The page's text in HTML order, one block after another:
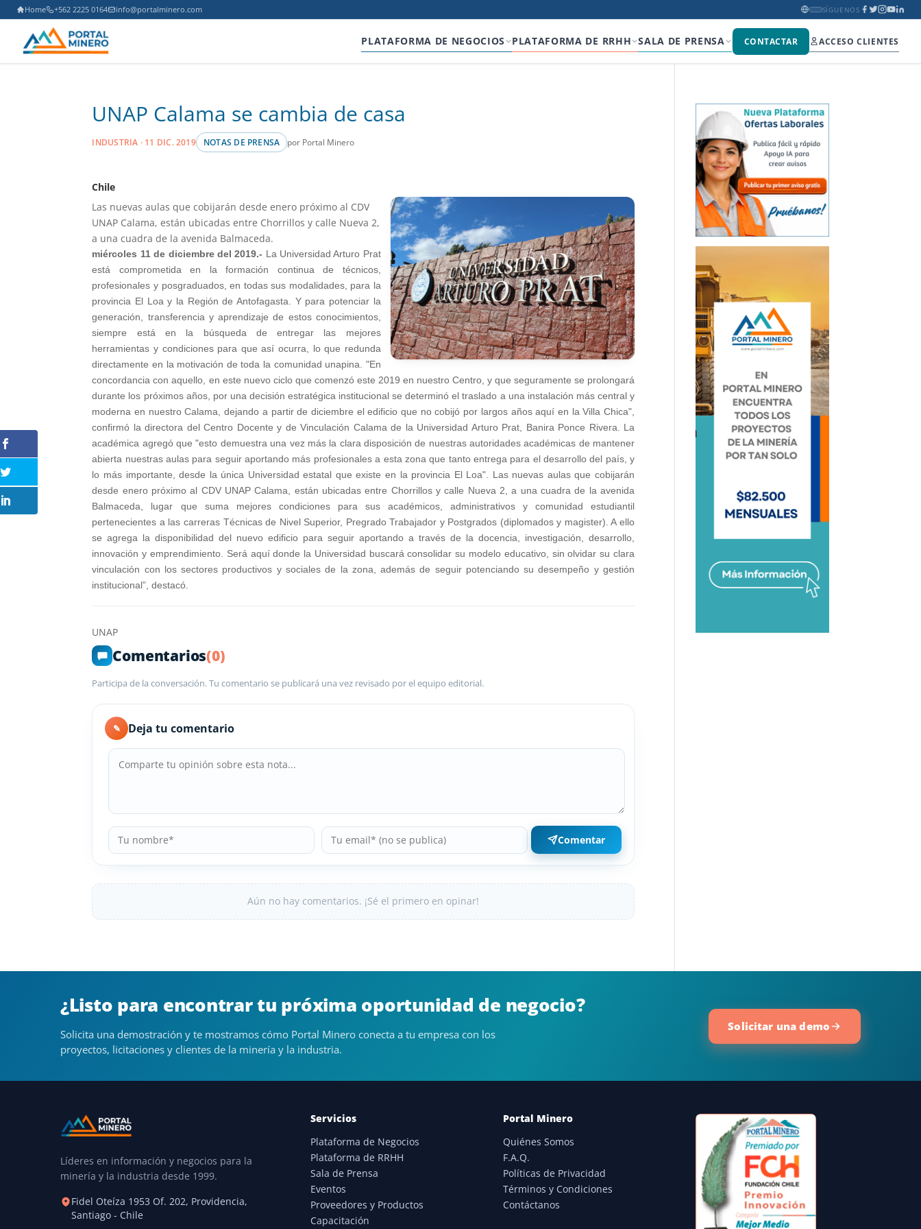
Home +562 2225 0164 info@portalminero.com SÍGUENOS
PLATAFORMA DE NEGOCIOS PLATAFORMA DE RRHH SALA DE PRENSA CONTACTAR ACCESO CLIENTES
UNAP Calama se cambia de casa
INDUSTRIA · 11 DIC. 2019 NOTAS DE PRENSA por Portal Minero
Chile
Las nuevas aulas que cobijarán desde enero próximo al CDV
UNAP Calama, están ubicadas entre Chorrillos y calle Nueva 2,
a una cuadra de la avenida Balmaceda.
miércoles 11 de diciembre del 2019.- La Universidad Arturo Prat
está comprometida en la formación continua de técnicos,
profesionales y posgraduados, en todas sus modalidades, para la
provincia El Loa y la Región de Antofagasta. Y para potenciar la
generación, transferencia y aprendizaje de estos conocimientos,
siempre está en la búsqueda de entregar las mejores
herramientas y condiciones para que así ocurra, lo que redunda
directamente en la motivación de toda la comunidad unapina. "En
concordancia con aquello, en este nuevo ciclo que comenzó este 2019 en nuestro Centro, y que seguramente se prolongará
durante los próximos años, por una decisión estratégica institucional se determinó el traslado a una instalación más central y
moderna en nuestro Calama, dejando a partir de diciembre el edificio que no cobijó por largos años aquí en la Villa Chica",
confirmó la directora del Centro Docente y de Vinculación Calama de la Universidad Arturo Prat, Banira Ponce Rivera. La
académica agregó que "esto demuestra una vez más la clara disposición de nuestras autoridades académicas de mantener
abierta nuestras aulas para seguir aportando más profesionales a esta zona que tanto entrega para el desarrollo del país, y
lo más importante, desde la única Universidad estatal que existe en la provincia El Loa". Las nuevas aulas que cobijarán
desde enero próximo al CDV UNAP Calama, están ubicadas entre Chorrillos y calle Nueva 2, a una cuadra de la avenida
Balmaceda, lugar que suma mejores condiciones para sus académicos, administrativos y comunidad estudiantil
pertenecientes a las carreras Técnicas de Nivel Superior, Pregrado Trabajador y Postgrados (diplomados y magister). A ello
se agrega la disponibilidad del nuevo edificio para seguir aportando a través de la docencia, investigación, desarrollo,
innovación y emprendimiento. Será aquí donde la Universidad buscará consolidar su modelo educativo, sin olvidar su clara
vinculación con los sectores productivos y sociales de la zona, además de seguir potenciando su desempeño y gestión
institucional”, destacó.
UNAP
Comentarios(0)
Participa de la conversación. Tu comentario se publicará una vez revisado por el equipo editorial.
✎ Deja tu comentario
Comentar
Aún no hay comentarios. ¡Sé el primero en opinar!
¿Listo para encontrar tu próxima oportunidad de negocio?
Solicita una demostración y te mostramos cómo Portal Minero conecta a tu empresa con los
proyectos, licitaciones y clientes de la minería y la industria.
Solicitar una demo
Líderes en información y negocios para la
minería y la industria desde 1999.
Fidel Oteíza 1953 Of. 202, Providencia,
Santiago - Chile
Servicios
Plataforma de Negocios
Plataforma de RRHH
Sala de Prensa
Eventos
Proveedores y Productos
Capacitación
Portal Minero
Quiénes Somos
F.A.Q.
Políticas de Privacidad
Términos y Condiciones
Contáctanos